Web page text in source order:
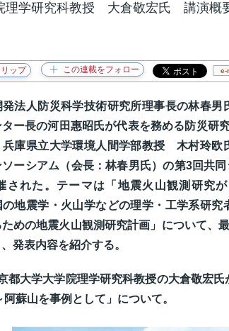
理学研究科教授 大倉敬宏氏 講演概
e-
発法人防災科学技術研究所理事長の林春男
ー長の河田惠昭氏が代表を務める防災研
兵庫県立大学環境人間学部教授 木村玲欧
ーシアム（会長：林春男氏）の第3回共
された。テーマは「地震火山観測研究
の地震学・火山学などの理学・工学系研
めの地震火山観測研究計画」について、
発表内容を紹介する。
都大学大学院理学研究科教授の大倉敬宏
阿蘇山を事例として」について。